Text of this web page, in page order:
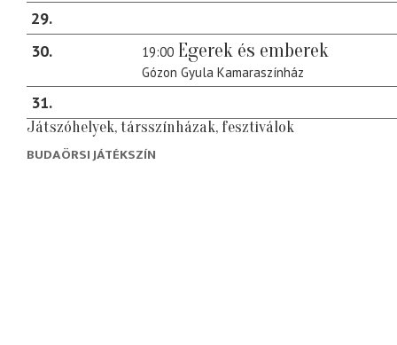
29
30
19:00 Egerek és emberek
Gózon Gyula Kamaraszínház
31
Játszóhelyek, társszínházak, fesztiválok
BUDAÖRSI JÁTÉKSZÍN